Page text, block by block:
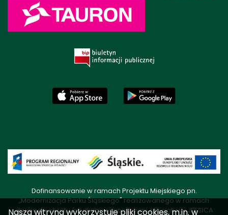
Dofinansowanie w ramach Projektu Miejskiego pn.
„Modernizacja Parku Śląskiego" realizowanego w ramach
drugiego obrotu środkami wracającymi z Inicjatywy JESSICA
Nasza witryna wykorzystuje pliki cookies, m.in. w